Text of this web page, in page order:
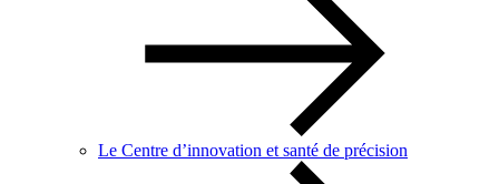
Le Centre d’innovation et santé de précision